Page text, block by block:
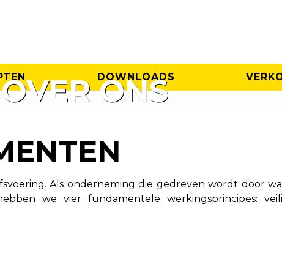
DOWNLOADS
OVER ONS
Als onderneming die gedreven wordt door
we vier fundamentele werkingsprincipes: